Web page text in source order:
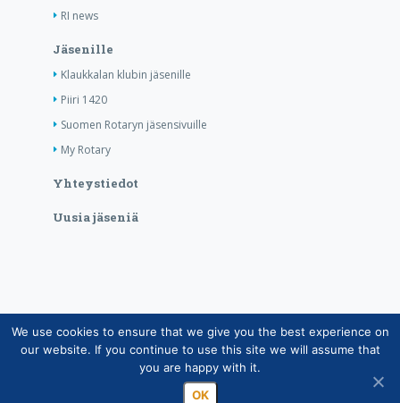
RI news
Jäsenille
Klaukkalan klubin jäsenille
Piiri 1420
Suomen Rotaryn jäsensivuille
My Rotary
Yhteystiedot
Uusia jäseniä
Copyright © Suomen Rotarypalvelu ry 2026 |
Jäsentietojärjestelmän tietosuojaseloste|Henkilötietojen
käsittely Rotarytoiminnassa
We use cookies to ensure that we give you the best experience on
our website. If you continue to use this site we will assume that
you are happy with it.
OK